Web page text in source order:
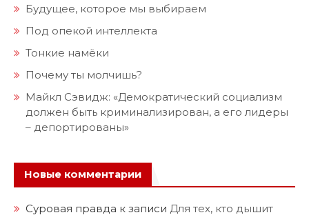
Будущее, которое мы выбираем
Под опекой интеллекта
Тонкие намёки
Почему ты молчишь?
Майкл Сэвидж: «Демократический социализм
должен быть криминализирован, а его лидеры
– депортированы»
Новые комментарии
Суровая правда к записи Для тех, кто дышит